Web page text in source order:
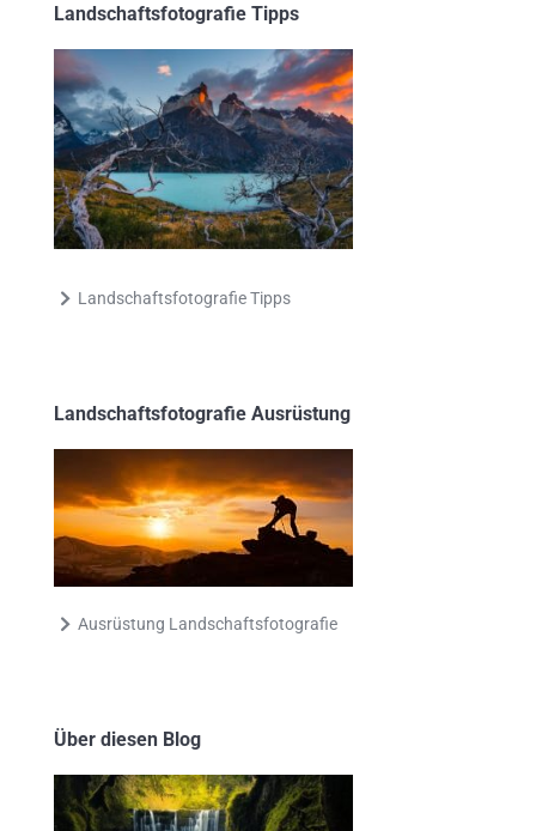
Landschaftsfotografie Tipps
Landschaftsfotografie Tipps
Landschaftsfotografie Ausrüstung
Ausrüstung Landschaftsfotografie
Über diesen Blog